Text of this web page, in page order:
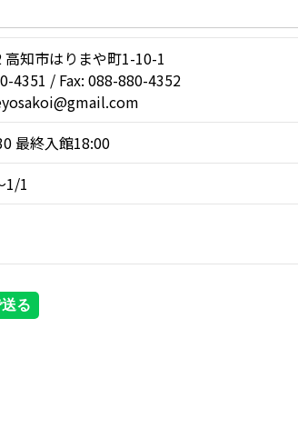
高知市はりまや町1-10-1
4351 / Fax: 088-880-4352
最終入館18:00
1/1